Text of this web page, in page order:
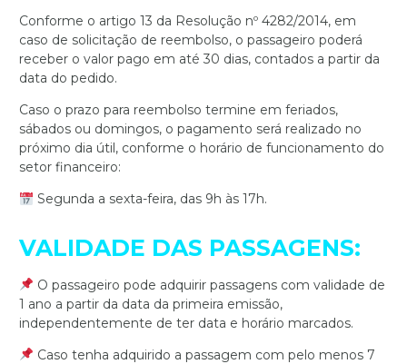
Conforme o artigo 13 da Resolução nº 4282/2014, em
caso de solicitação de reembolso, o passageiro poderá
receber o valor pago em até 30 dias, contados a partir da
data do pedido.
Caso o prazo para reembolso termine em feriados,
sábados ou domingos, o pagamento será realizado no
próximo dia útil, conforme o horário de funcionamento do
setor financeiro:
Segunda a sexta-feira, das 9h às 17h.
VALIDADE DAS PASSAGENS:
O passageiro pode adquirir passagens com validade de
1 ano a partir da data da primeira emissão,
independentemente de ter data e horário marcados.
Caso tenha adquirido a passagem com pelo menos 7